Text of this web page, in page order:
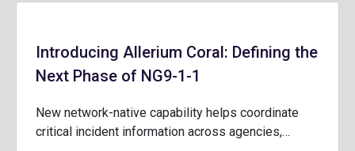
Introducing Allerium Coral: Defining the
Next Phase of NG9-1-1
New network-native capability helps coordinate
critical incident information across agencies,…